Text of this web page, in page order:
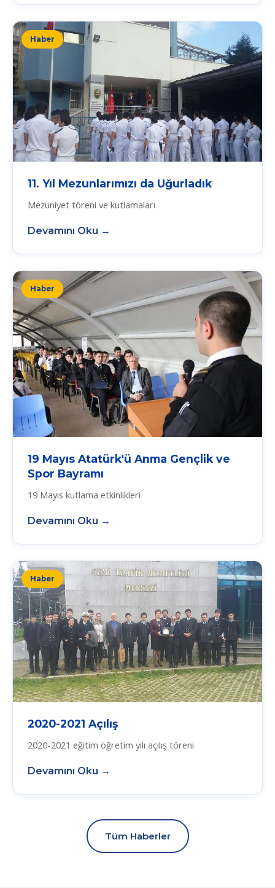
Haber
11. Yıl Mezunlarımızı da Uğurladık
Mezuniyet töreni ve kutlamaları
Devamını Oku →
Haber
19 Mayıs Atatürk'ü Anma Gençlik ve
Spor Bayramı
19 Mayıs kutlama etkinlikleri
Devamını Oku →
Haber
2020-2021 Açılış
2020-2021 eğitim öğretim yılı açılış töreni
Devamını Oku →
Tüm Haberler